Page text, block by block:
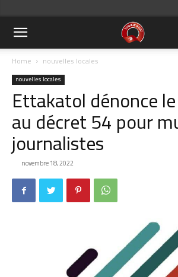
Home nouvelles locales
nouvelles locales
Ettakatol dénonce
au décret 54 pour
journalistes
novembre 18, 2022